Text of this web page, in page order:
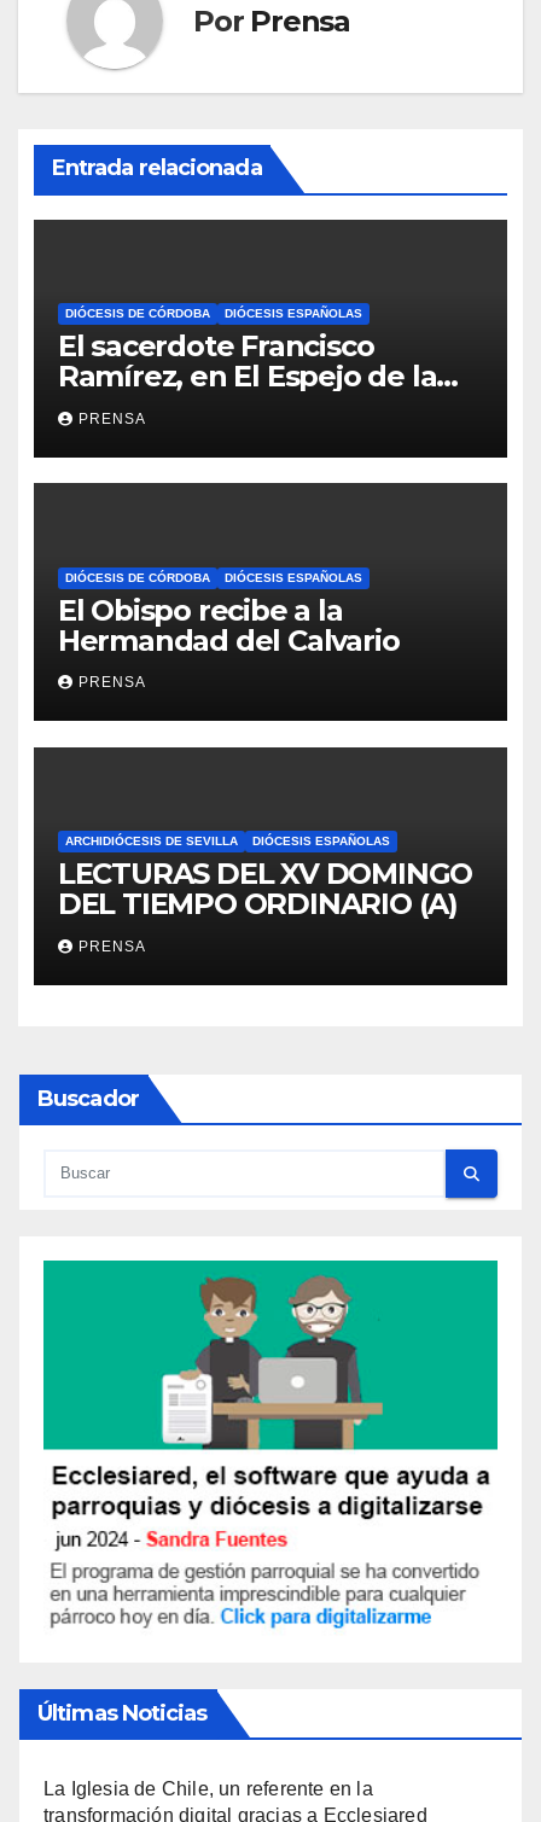
Por Prensa
Entrada relacionada
DIÓCESIS DE CÓRDOBA DIÓCESIS ESPAÑOLAS
El sacerdote Francisco
Ramírez, en El Espejo de la
Iglesia
PRENSA
DIÓCESIS DE CÓRDOBA DIÓCESIS ESPAÑOLAS
El Obispo recibe a la
Hermandad del Calvario
PRENSA
ARCHIDIÓCESIS DE SEVILLA DIÓCESIS ESPAÑOLAS
LECTURAS DEL XV DOMINGO
DEL TIEMPO ORDINARIO (A)
PRENSA
Buscador
Últimas Noticias
La Iglesia de Chile, un referente en la
transformación digital gracias a Ecclesiared